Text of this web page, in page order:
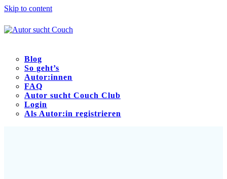
Skip to content
Blog
So geht’s
Autor:innen
FAQ
Autor sucht Couch Club
Login
Als Autor:in registrieren